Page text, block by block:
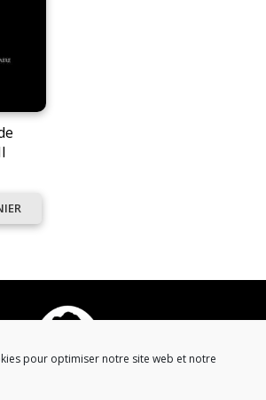
pour optimiser notre site web et notre